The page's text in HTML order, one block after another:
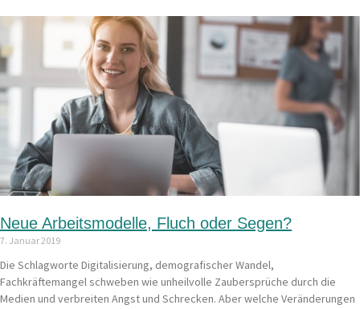
Neue Arbeitsmodelle, Fluch oder Segen?
7. Januar 2019
Die Schlagworte Digitalisierung, demografischer Wandel,
Fachkräftemangel schweben wie unheilvolle Zaubersprüche durch die
Medien und verbreiten Angst und Schrecken. Aber welche Veränderungen